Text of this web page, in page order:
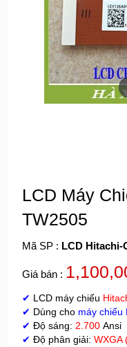
LCD Máy
TW2505
Mã SP : LCD Hitachi-
Giá bán :
✔ LCD máy chiếu
✔ Dùng cho máy chiếu
✔ Độ sáng: 2.700 Ansi
✔ Độ phân giải: WXGA